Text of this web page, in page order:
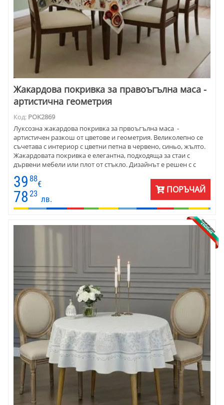
Жакардова покривка за правоъгълна маса -
артистична геометрия
Код: POK2869
Луксозна жакардова покривка за првоъгълна маса -
артистичен разкош от цветове и геометрия. Великолепно се
съчетава с интериор с цветни петна в червено, синьо, жълто.
Жакардовата покривка е елегантна, подходяща за стаи с
дървени мебели или плот от стъкло. Дизайнът е решен с с
широк артистичен бордюр с геометрия и цвят. Материята е
плътен жакард - памук и полиестер. Покривките са подходящи
за използване в обширен хол. Размерът е 140 х 180 с м.
Комбинирайте с червени, сини, жълти салфетки, карета или
тишлайфери
39 88
€
78 23
лв.
ПОРЪЧАЙ